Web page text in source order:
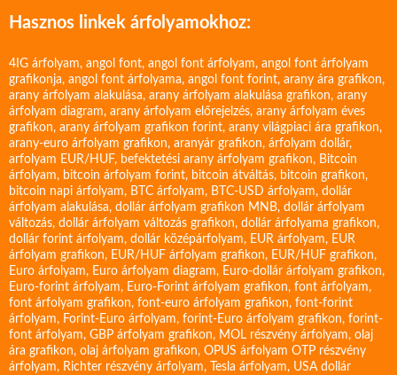
Hasznos linkek árfolyamokhoz:
4IG árfolyam, angol font, angol font árfolyam, angol font árfolyam
grafikonja, angol font árfolyama, angol font forint, arany ára grafikon,
arany árfolyam alakulása, arany árfolyam alakulása grafikon, arany
árfolyam diagram, arany árfolyam előrejelzés, arany árfolyam éves
grafikon, arany árfolyam grafikon forint, arany világpiaci ára grafikon,
arany-euro árfolyam grafikon, aranyár grafikon, árfolyam dollár,
arfolyam EUR/HUF, befektetési arany árfolyam grafikon, Bitcoin
árfolyam, bitcoin árfolyam forint, bitcoin átváltás, bitcoin grafikon,
bitcoin napi árfolyam, BTC árfolyam, BTC-USD árfolyam, dollár
árfolyam alakulása, dollár árfolyam grafikon MNB, dollár árfolyam
változás, dollár árfolyam változás grafikon, dollár árfolyama grafikon,
dollár forint árfolyam, dollár középárfolyam, EUR árfolyam, EUR
árfolyam grafikon, EUR/HUF árfolyam grafikon, EUR/HUF grafikon,
Euro árfolyam, Euro árfolyam diagram, Euro-dollár árfolyam grafikon,
Euro-forint árfolyam, Euro-Forint árfolyam grafikon, font árfolyam,
font árfolyam grafikon, font-euro árfolyam grafikon, font-forint
árfolyam, Forint-Euro árfolyam, forint-Euro árfolyam grafikon, forint-
font árfolyam, GBP árfolyam grafikon, MOL részvény árfolyam, olaj
ára grafikon, olaj árfolyam grafikon, OPUS árfolyam OTP részvény
árfolyam, Richter részvény árfolyam, Tesla árfolyam, USA dollár